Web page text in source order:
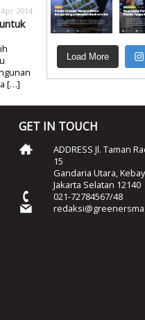
2014
[…]
Load More
GET IN TOUCH
ADDRESS Jl. Taman
15
Gandaria Utara,
Jakarta Selatan 12140
021-72784567/48